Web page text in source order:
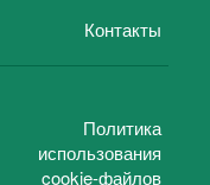
Контакты
Политика
использования
cookie-файлов